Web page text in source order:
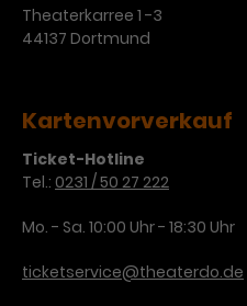
Theaterkarree 1 -3
44137 Dortmund
Kartenvorverkauf
Ticket-Hotline
Tel.: 0231 / 50 27 222
Mo. - Sa. 10:00 Uhr - 18:30 Uhr
ticketservice@theaterdo.de